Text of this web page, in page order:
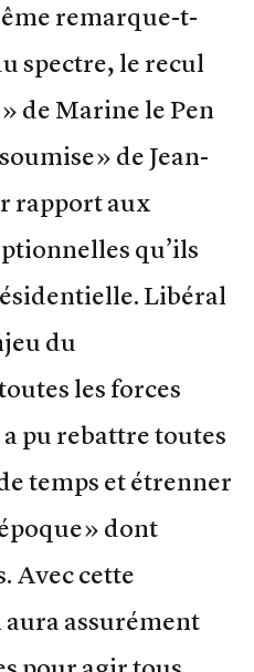
remarque-t-
spectre, le recul
de Marine le Pen
de Jean-
rapport aux
qu’ils
Libéral
du
les forces
pu rebattre toutes
temps et étrenner
dont
Avec cette
assurément